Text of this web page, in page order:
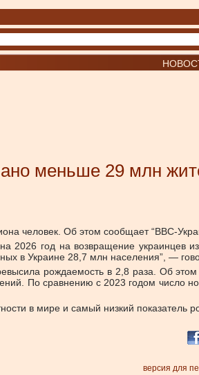
меньше 29 млн
человек. Об этом сообщает “ВВС-
2026 год на возвращение
в Украине 28,7 млн населения”, —
рождаемость в 2,8 раза. Об
По сравнению с 2023 годом число
в мире и самый низкий показатель
версия для